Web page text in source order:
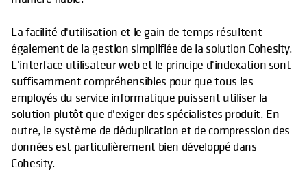
La facilité d'utilisation et le gain de temps résultent
également de la gestion simplifiée de la solution Cohesity.
L'interface utilisateur web et le principe d'indexation sont
suffisamment compréhensibles pour que tous les
employés du service informatique puissent utiliser la
solution plutôt que d'exiger des spécialistes produit. En
outre, le système de déduplication et de compression des
données est particulièrement bien développé dans
Cohesity.